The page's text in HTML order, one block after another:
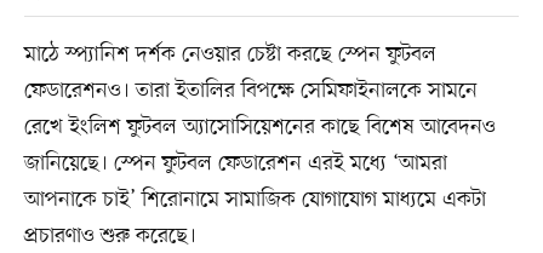
মাঠে স্প্যানিশ দর্শক নেওয়ার চেষ্টা করছে স্পেন ফুটবল
ফেডারেশনও। তারা ইতালির বিপক্ষে সেমিফাইনালকে সামনে
রেখে ইংলিশ ফুটবল অ্যাসোসিয়েশনের কাছে বিশেষ আবেদনও
জানিয়েছে। স্পেন ফুটবল ফেডারেশন এরই মধ্যে ‘আমরা
আপনাকে চাই’ শিরোনামে সামাজিক যোগাযোগ মাধ্যমে একটা
প্রচারণাও শুরু করেছে।